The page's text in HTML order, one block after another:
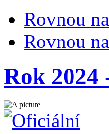
Rovnou
Rovnou
Rok 2024